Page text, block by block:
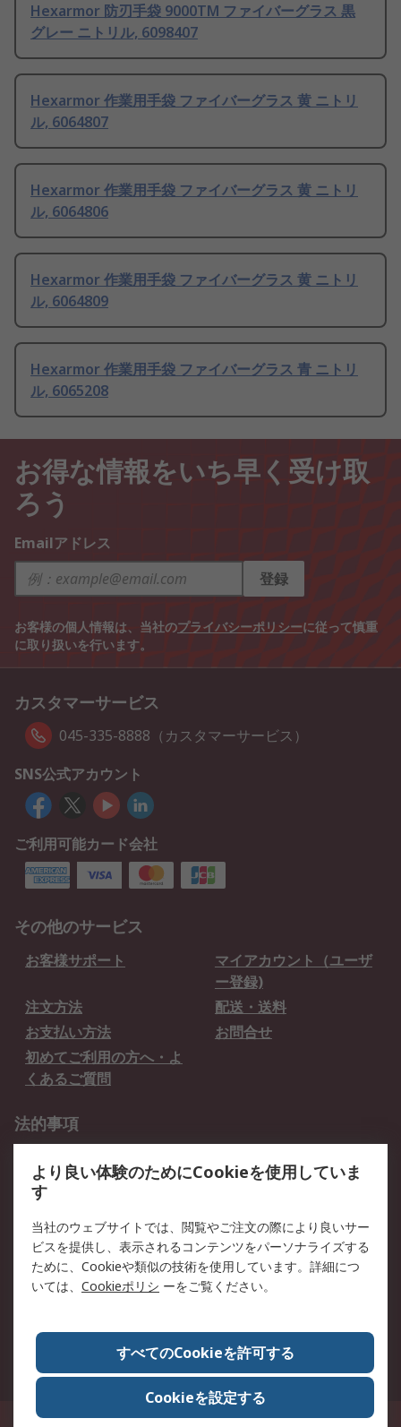
Hexarmor 防刃手袋 9000TM ファイバーグラス 黒
グレー ニトリル, 6098407
Hexarmor 作業用手袋 ファイバーグラス 黄 ニトリ
ル, 6064807
Hexarmor 作業用手袋 ファイバーグラス 黄 ニトリ
ル, 6064806
Hexarmor 作業用手袋 ファイバーグラス 黄 ニトリ
ル, 6064809
Hexarmor 作業用手袋 ファイバーグラス 青 ニトリ
ル, 6065208
お得な情報をいち早く受け取
ろう
Emailアドレス
登録
お客様の個人情報は、当社のプライバシーポリシーに従って慎重
に取り扱いを行います。
カスタマーサービス
045-335-8888（カスタマーサービス）
SNS公式アカウント
ご利用可能カード会社
その他のサービス
お客様サポート
マイアカウント（ユーザ
ー登録)
注文方法
配送・送料
お支払い方法
お問合せ
初めてご利用の方へ・よ
くあるご質問
法的事項
クッキーポリシー
RSについて
会社概要
採用情報
プレスリリース＆お知ら
コーポレートサイト
全世界のRS
RSの歴史
ESGへの取り組み（英語）
認証について
〒240-0005 神奈川県横浜市保土ヶ谷区神戸町134番地 横浜ビジネスパーク ウ
より良い体験のためにCookieを使用していま
す
当社のウェブサイトでは、閲覧やご注文の際により良いサー
ビスを提供し、表示されるコンテンツをパーソナライズする
ために、Cookieや類似の技術を使用しています。詳細につ
いては、 Cookieポリシ ーをご覧ください。
すべてのCookieを許可する
Cookieを設定する